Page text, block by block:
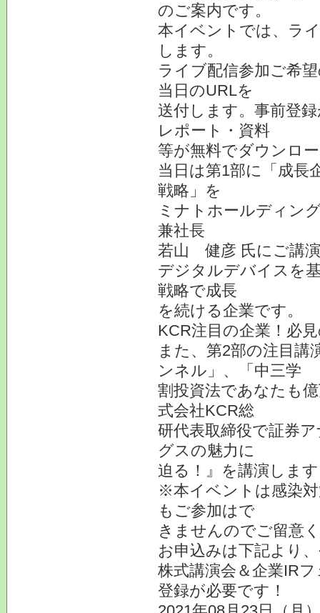
のご案内です。
本イベントでは、ラ
します。
ライブ配信参加ご希
当日のURLを
送付します。事前登
レポート・資料
等が無料でダウンロ
当日は第1部に「成長
戦略」を
ミナトホールディン
兼社長
若山 健彦 氏にご講
デジタルデバイスを
戦略で成長
を続ける企業です。
KCR注目の企業！必
また、第2部の注目
ンネル」、「中三学
割投資法であなたも
式会社KCR総
研代表取締役で証券
グスの魅力に
迫る！』を講演しま
※本イベントは感染
もご参加はで
きませんのでご留意
お申込みは下記より
株式講演会＆企業IR
登録が必要です！